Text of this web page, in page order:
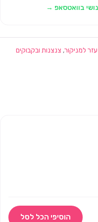
בוואטסאפ →
למניקור, צנצנות ובקבוקים
הוסיפי הכל לסל